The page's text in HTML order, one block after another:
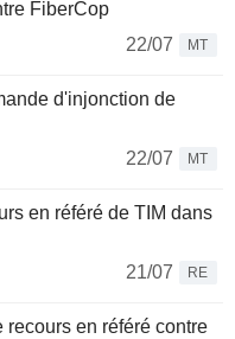
FiberCop
22/07
MT
d'injonction de
22/07
MT
en référé de TIM dans
21/07
RE
en référé contre